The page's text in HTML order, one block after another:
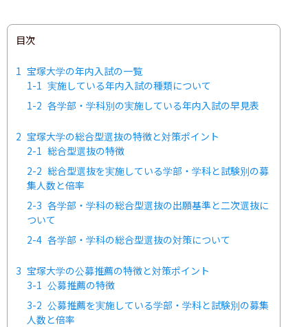
目次
1 宝塚大学の年内入試の一覧
1-1 実施している年内入試の種類について
1-2 各学部・学科別の実施している年内入試の早見表
2 宝塚大学の総合型選抜の特徴と対策ポイント
2-1 総合型選抜の特徴
2-2 総合型選抜を実施している学部・学科と試験別の募
集人数と倍率
2-3 各学部・学科の総合型選抜の出願基準と二次選抜に
ついて
2-4 各学部・学科の総合型選抜の対策について
3 宝塚大学の公募推薦の特徴と対策ポイント
3-1 公募推薦の特徴
3-2 公募推薦を実施している学部・学科と試験別の募集
人数と倍率